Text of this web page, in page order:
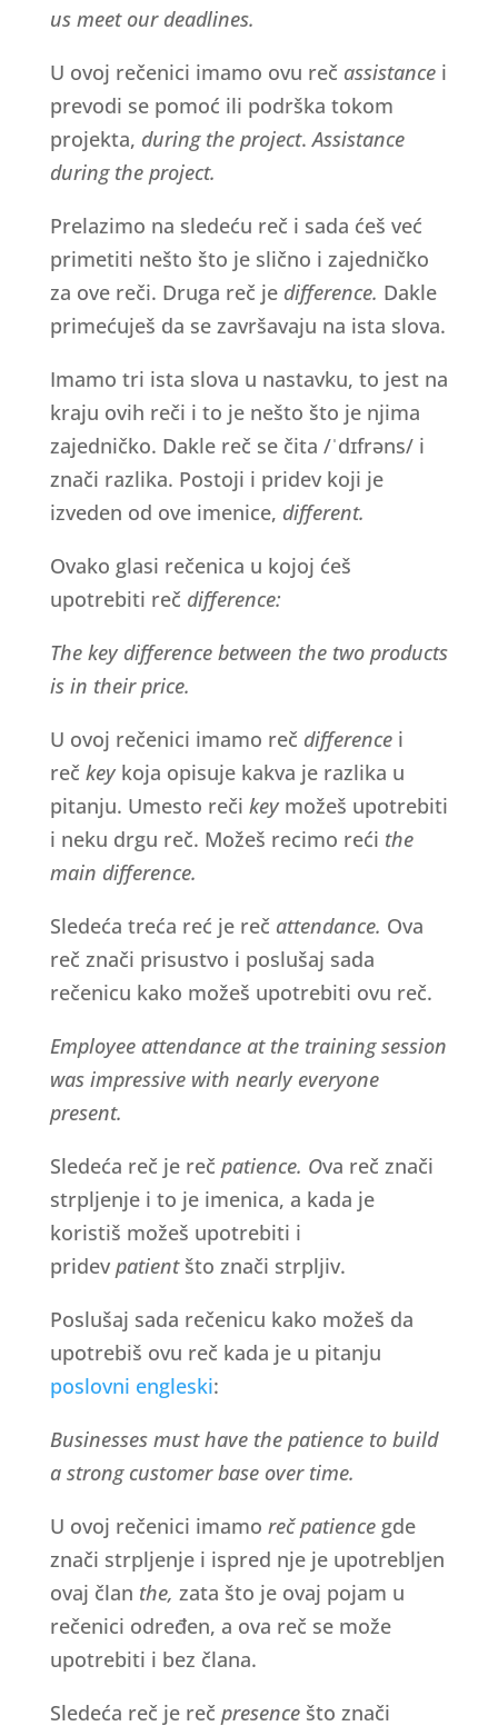
us meet our deadlines.
U ovoj rečenici imamo ovu reč assistancei
prevodi se pomoć ili podrška tokom
projekta, during the project.Assistance
during the project.
Prelazimo na sledeću reč i sada ćeš već
primetiti nešto što je slično i zajedničko
za ove reči. Druga reč je difference. Dakle
primećuješ da se završavaju na ista slova.
Imamo tri ista slova u nastavku, to jest na
kraju ovih reči i to je nešto što je njima
zajedničko. Dakle reč se čita /ˈdɪfrəns/ i
znači razlika. Postoji i pridev koji je
izveden od ove imenice, different.
Ovako glasi rečenica u kojoj ćeš
upotrebiti reč difference:
The key difference between the two products
is in their price.
U ovoj rečenici imamo reč difference i
reč key koja opisuje kakva je razlika u
pitanju. Umesto reči key možeš upotrebiti
i neku drgu reč. Možeš recimo reći the
main difference.
Sledeća treća reć je reč attendance. Ova
reč znači prisustvo i poslušaj sada
rečenicu kako možeš upotrebiti ovu reč.
Employee attendance at the training session
was impressive with nearly everyone
present.
Sledeća reč je reč patience. Ova reč znači
strpljenje i to je imenica, a kada je
koristiš možeš upotrebiti i
pridev patient što znači strpljiv.
Poslušaj sada rečenicu kako možeš da
upotrebiš ovu reč kada je u pitanju
poslovni engleski:
Businesses must have the patience to build
a strong customer base over time.
U ovoj rečenici imamo reč patience gde
znači strpljenje i ispred nje je upotrebljen
ovaj član the, zata što je ovaj pojam u
rečenici određen, a ova reč se može
upotrebiti i bez člana.
Sledeća reč je reč presence što znači